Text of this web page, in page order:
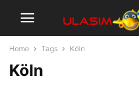
Home Tags Köln
Köln